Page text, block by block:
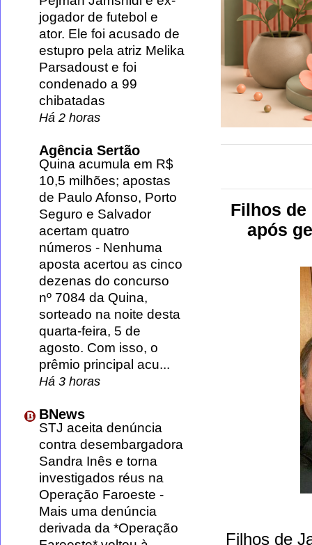
Filhos
após
Filhos de
jogador de futebol e
ator. Ele foi acusado de
estupro pela atriz Melika
Parsadoust e foi
condenado a 99
chibatadas
Há 2 horas
Agência Sertão
Quina acumula em R$
10,5 milhões; apostas
de Paulo Afonso, Porto
Seguro e Salvador
acertam quatro
números - Nenhuma
aposta acertou as cinco
dezenas do concurso
nº 7084 da Quina,
sorteado na noite desta
quarta-feira, 5 de
agosto. Com isso, o
prêmio principal acu...
Há 3 horas
BNews
STJ aceita denúncia
contra desembargadora
Sandra Inês e torna
investigados réus na
Operação Faroeste -
Mais uma denúncia
derivada da *Operação